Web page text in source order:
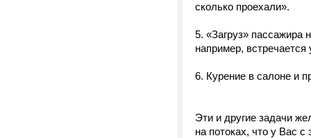
сколько проехали».
5. «Загруз» пассажира
например,
6. Курение в салоне и
Эти и другие задачи
на потоках, что у Вас с